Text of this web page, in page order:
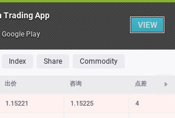
桌子
最大涨幅 最大跌幅 最易挥发
Index Share Commodity
出价 咨询 点差
1.15221 1.15225 4
Trading App
Google Play
VIEW